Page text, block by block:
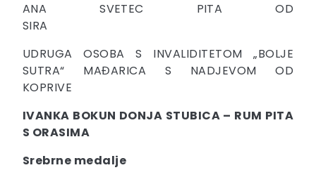
ANA SVETEC PITA OD
SIRA
UDRUGA OSOBA S INVALIDITETOM „BOLJE
SUTRA“ MAĐARICA S NADJEVOM OD
KOPRIVE
IVANKA BOKUN DONJA STUBICA – RUM PITA
S ORASIMA
Srebrne medalje